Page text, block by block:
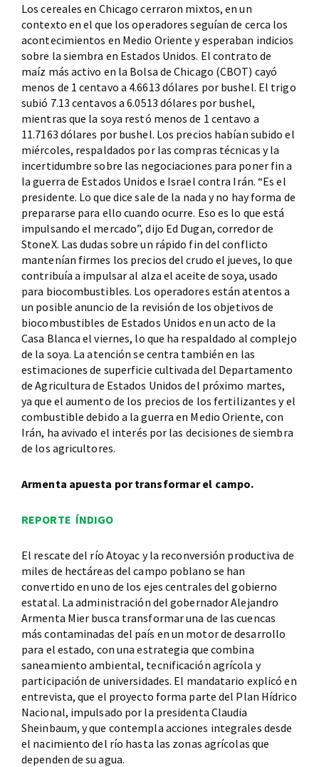
Los cereales en Chicago cerraron mixtos, en un
contexto en el que los operadores seguían de cerca los
acontecimientos en Medio Oriente y esperaban indicios
sobre la siembra en Estados Unidos. El contrato de
maíz más activo en la Bolsa de Chicago (CBOT) cayó
menos de 1 centavo a 4.6613 dólares por bushel. El trigo
subió 7.13 centavos a 6.0513 dólares por bushel,
mientras que la soya restó menos de 1 centavo a
11.7163 dólares por bushel. Los precios habían subido el
miércoles, respaldados por las compras técnicas y la
incertidumbre sobre las negociaciones para poner fin a
la guerra de Estados Unidos e Israel contra Irán. “Es el
presidente. Lo que dice sale de la nada y no hay forma de
prepararse para ello cuando ocurre. Eso es lo que está
impulsando el mercado”, dijo Ed Dugan, corredor de
StoneX. Las dudas sobre un rápido fin del conflicto
mantenían firmes los precios del crudo el jueves, lo que
contribuía a impulsar al alza el aceite de soya, usado
para biocombustibles. Los operadores están atentos a
un posible anuncio de la revisión de los objetivos de
biocombustibles de Estados Unidos en un acto de la
Casa Blanca el viernes, lo que ha respaldado al complejo
de la soya. La atención se centra también en las
estimaciones de superficie cultivada del Departamento
de Agricultura de Estados Unidos del próximo martes,
ya que el aumento de los precios de los fertilizantes y el
combustible debido a la guerra en Medio Oriente, con
Irán, ha avivado el interés por las decisiones de siembra
de los agricultores.
Armenta apuesta por transformar el campo.
REPORTE ÍNDIGO
El rescate del río Atoyac y la reconversión productiva de
miles de hectáreas del campo poblano se han
convertido en uno de los ejes centrales del gobierno
estatal. La administración del gobernador Alejandro
Armenta Mier busca transformar una de las cuencas
más contaminadas del país en un motor de desarrollo
para el estado, con una estrategia que combina
saneamiento ambiental, tecnificación agrícola y
participación de universidades. El mandatario explicó en
entrevista, que el proyecto forma parte del Plan Hídrico
Nacional, impulsado por la presidenta Claudia
Sheinbaum, y que contempla acciones integrales desde
el nacimiento del río hasta las zonas agrícolas que
dependen de su agua.